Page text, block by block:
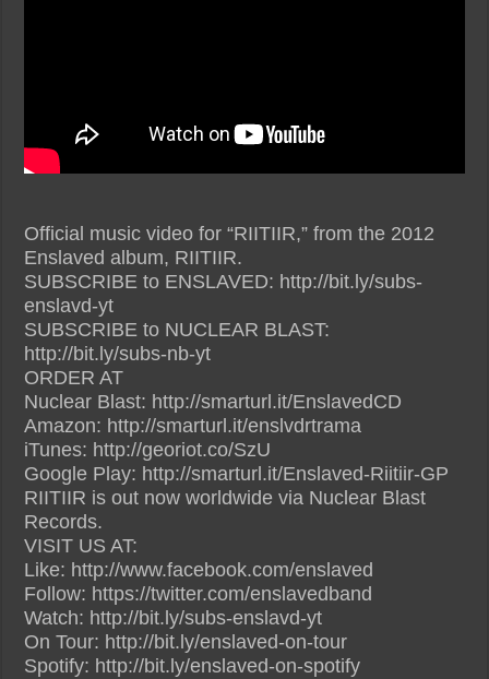
Official music video for “RIITIIR,” from the 2012
Enslaved album, RIITIIR.
SUBSCRIBE to ENSLAVED: http://bit.ly/subs-
enslavd-yt
SUBSCRIBE to NUCLEAR BLAST:
http://bit.ly/subs-nb-yt
ORDER AT
Nuclear Blast: http://smarturl.it/EnslavedCD
Amazon: http://smarturl.it/enslvdrtrama
iTunes: http://georiot.co/SzU
Google Play: http://smarturl.it/Enslaved-Riitiir-GP
RIITIIR is out now worldwide via Nuclear Blast
Records.
VISIT US AT:
Like: http://www.facebook.com/enslaved
Follow: https://twitter.com/enslavedband
Watch: http://bit.ly/subs-enslavd-yt
On Tour: http://bit.ly/enslaved-on-tour
Spotify: http://bit.ly/enslaved-on-spotify